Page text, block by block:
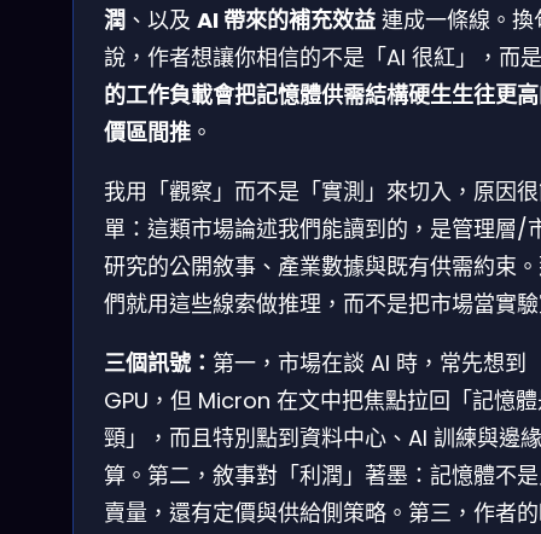
潤 、以及 AI 帶來的補充效益 連成一條線。換
說，作者想讓你相信的不是「AI 很紅」，而
的工作負載會把記憶體供需結構硬生生往更
價區間推 。
我用「觀察」而不是「實測」來切入，原因
單：這類市場論述我們能讀到的，是管理層/
研究的公開敘事、產業數據與既有供需約束
們就用這些線索做推理，而不是把市場當實
三個訊號： 第一，市場在談 AI 時，常先想到
GPU，但 Micron 在文中把焦點拉回「記憶
頸」，而且特別點到資料中心、AI 訓練與邊
算。第二，敘事對「利潤」著墨：記憶體不
賣量，還有定價與供給側策略。第三，作者